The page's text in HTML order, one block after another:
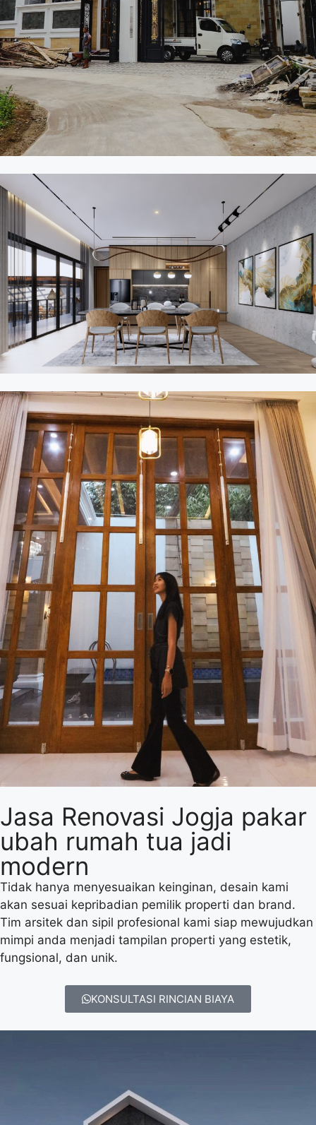
Jasa Renovasi Jogja pakar
ubah rumah tua jadi
modern
Tidak hanya menyesuaikan keinginan, desain kami
akan sesuai kepribadian pemilik properti dan brand.
Tim arsitek dan sipil profesional kami siap mewujudkan
mimpi anda menjadi tampilan properti yang estetik,
fungsional, dan unik.
KONSULTASI RINCIAN BIAYA